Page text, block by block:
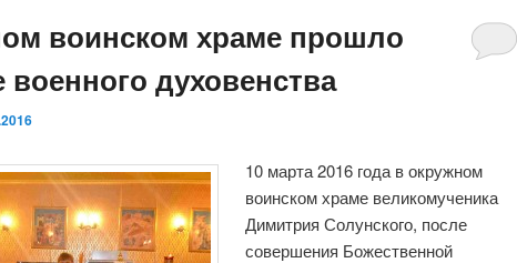
воинском храме прошло
военного духовенства
10 марта 2016 года в окружном
воинском храме великомученика
Димитрия Солунского, после
совершения Божественной